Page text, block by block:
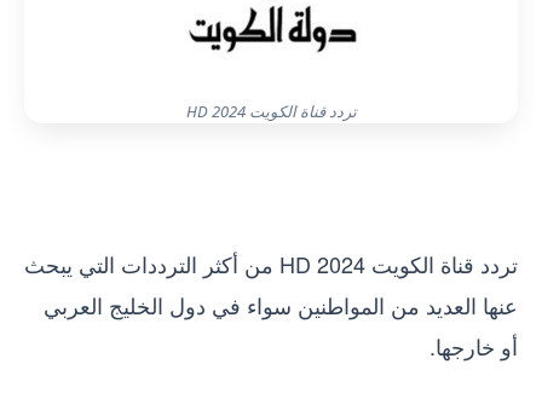
تردد قناة الكويت HD 2024
تردد قناة الكويت HD 2024 من أكثر الترددات التي يبحث
عنها العديد من المواطنين سواء في دول الخليج العربي
أو خارجها.